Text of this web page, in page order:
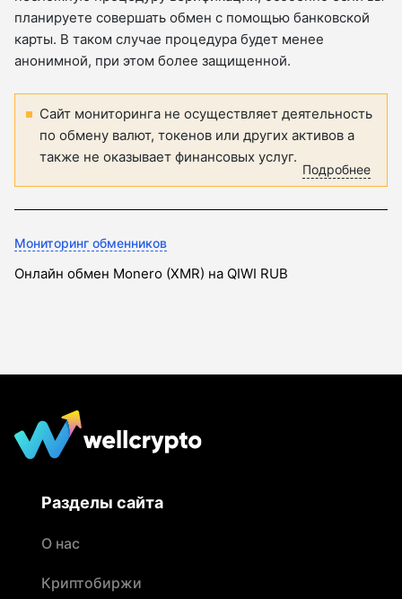
планируете совершать обмен с помощью банковской
карты. В таком случае процедура будет менее
анонимной, при этом более защищенной.
Сайт мониторинга не осуществляет деятельность
по обмену валют, токенов или других активов а
также не оказывает финансовых услуг.
Подробнее
Мониторинг обменников
Онлайн обмен Monero (XMR) на QIWI RUB
Разделы сайта
О нас
Криптобиржи